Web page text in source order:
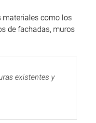
materiales como los
de fachadas, muros
existentes y